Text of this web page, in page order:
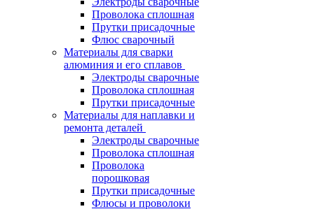
Проволока сплошная
Прутки присадочные
Флюс сварочный
Материалы для сварки
алюминия и его сплавов
Электроды сварочные
Проволока сплошная
Прутки присадочные
Материалы для наплавки и
ремонта деталей
Электроды сварочные
Проволока сплошная
Проволока
порошковая
Прутки присадочные
Флюсы и проволоки